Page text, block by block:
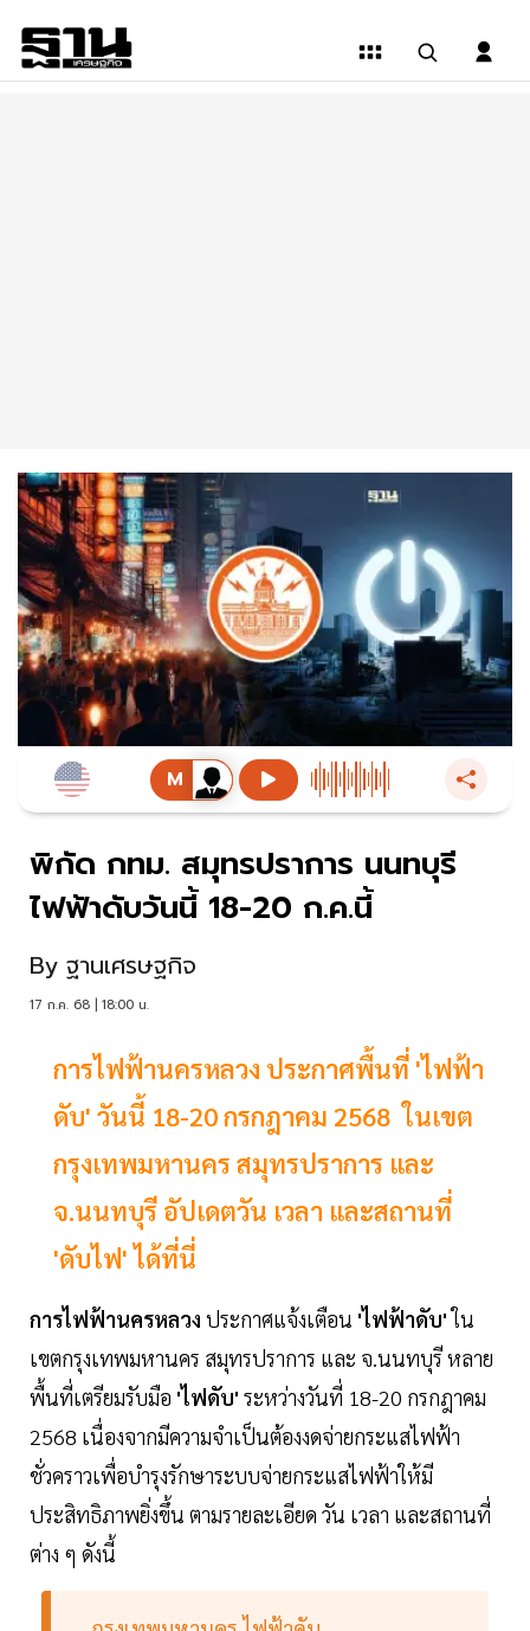
พิกัด กทม. สมุทรปราการ นนทบุรี
ไฟฟ้าดับวันนี้ 18-20 ก.ค.นี้
By ฐานเศรษฐกิจ
17 ก.ค. 68 | 18:00 น.
การไฟฟ้านครหลวง ประกาศพื้นที่ 'ไฟฟ้า
ดับ' วันนี้ 18-20 กรกฎาคม 2568 ในเขต
กรุงเทพมหานคร สมุทรปราการ และ
จ.นนทบุรี อัปเดตวัน เวลา และสถานที่
'ดับไฟ' ได้ที่นี่
การไฟฟ้านครหลวง ประกาศแจ้งเตือน 'ไฟฟ้าดับ'ใน
เขตกรุงเทพมหานคร สมุทรปราการ และ จ.นนทบุรี หลาย
พื้นที่เตรียมรับมือ 'ไฟดับ' ระหว่างวันที่ 18-20 กรกฎาคม
2568 เนื่องจากมีความจำเป็นต้องงดจ่ายกระแสไฟฟ้า
ชั่วคราวเพื่อบำรุงรักษาระบบจ่ายกระแสไฟฟ้าให้มี
ประสิทธิภาพยิ่งขึ้น ตามรายละเอียด วัน เวลา และสถานที่
ต่าง ๆ ดังนี้